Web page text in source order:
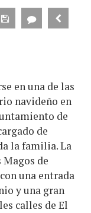
en una de las
navideño en
de
de
la familia. La
Magos de
una entrada
y una gran
calles de El